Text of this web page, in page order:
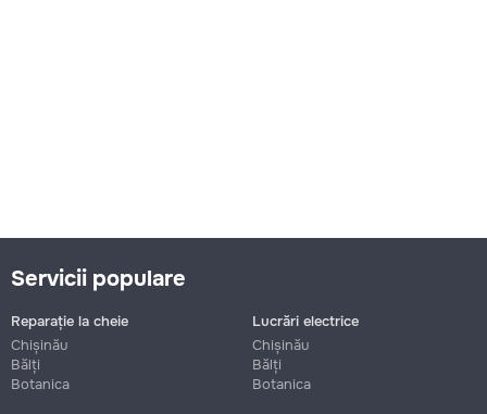
Servicii populare
Reparație la cheie
Chișinău
Bălți
Botanica
Lucrări electrice
Chișinău
Bălți
Botanica